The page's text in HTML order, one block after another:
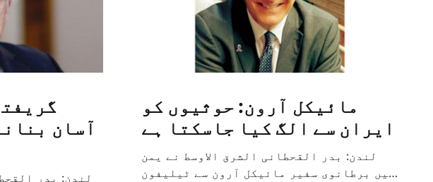
آسان
لندن: بدر
مائیکل آرون: حوثیوں کو
ایران سے الگ کیا جاسکتا ہے
لندن: بدر القحطانی الشرق الاوسط نے یمن
میں برطانوی سفیر مائیکل آرون سے ٹیلیفون